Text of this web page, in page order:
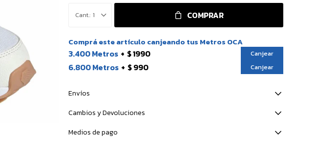
1 COMPRAR
Comprá este artículo canjeando tus Metros OCA
3.400 Metros $ 1990 Canjear
6.800 Metros $ 990 Canjear
Envíos
Cambios y Devoluciones
Medios de pago